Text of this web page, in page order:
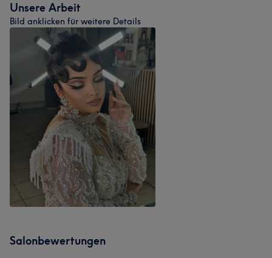
Unsere Arbeit
Bild anklicken für weitere Details
Salonbewertungen